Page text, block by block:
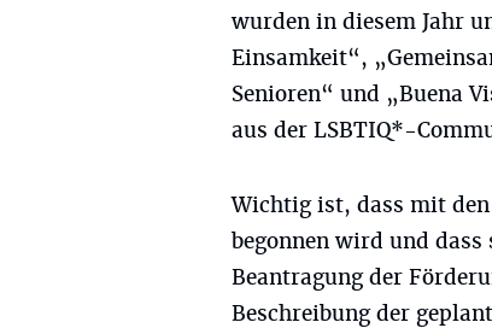
wurden in diesem Jahr
Einsamkeit“,
Senioren“ und „Buena
aus der LSBTIQ*-
Wichtig ist, dass mit
begonnen wird und dass
Beantragung der
Beschreibung der